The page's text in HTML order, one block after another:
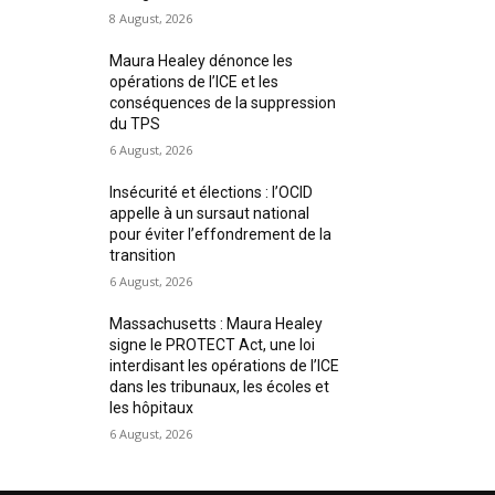
8 August, 2026
Maura Healey dénonce les
opérations de l’ICE et les
conséquences de la suppression
du TPS
6 August, 2026
Insécurité et élections : l’OCID
appelle à un sursaut national
pour éviter l’effondrement de la
transition
6 August, 2026
Massachusetts : Maura Healey
signe le PROTECT Act, une loi
interdisant les opérations de l’ICE
dans les tribunaux, les écoles et
les hôpitaux
6 August, 2026